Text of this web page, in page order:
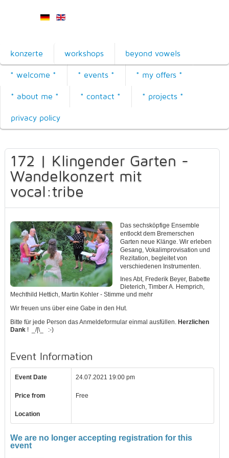
konzerte workshops beyond vowels
* welcome * * events * * my offers *
* about me * * contact * * projects *
privacy policy
172 | Klingender Garten -
Wandelkonzert mit
vocal:tribe
Das sechsköpfige Ensemble
entlockt dem Bremerschen
Garten neue Klänge. Wir erleben
Gesang, Vokalimprovisation und
Rezitation, begleitet von
verschiedenen Instrumenten.
Ines Abt, Frederik Beyer, Babette
Dieterich, Timber A. Hemprich,
Mechthild Hettich, Martin Kohler - Stimme und mehr
Wir freuen uns über eine Gabe in den Hut.
Bitte für jede Person das Anmeldeformular einmal ausfüllen. Herzlichen
Dank! _/|\_ :-)
Event Information
Event Date 24.07.2021 19:00 pm
Price from Free
Location
We are no longer accepting registration for this
event